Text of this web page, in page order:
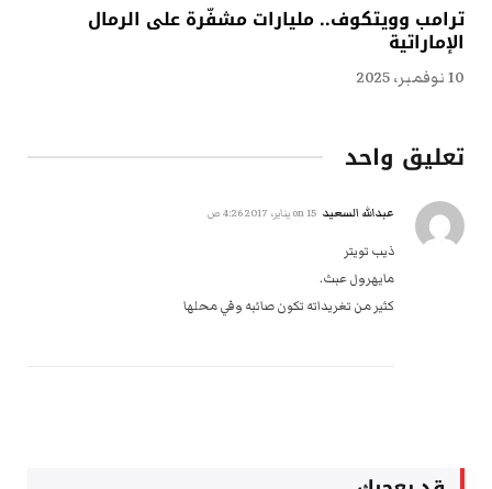
ترامب وويتكوف.. مليارات مشفّرة على الرمال
الإماراتية
10 نوفمبر، 2025
تعليق واحد
عبدالله السعيد 15 يناير، 2017 4:26 ص
ذيب تويتر
مايهرول عبث.
كثير من تغريداته تكون صائبه وفي محلها